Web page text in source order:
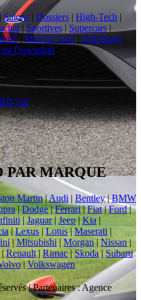
|Salons | Dossiers | High-Tech |
| Sportives | Supercars |
|Marché Auto | Oldschool |
Downshift
PAR MARQUE
Martin|Audi | Bentley|BMW
| Dodge|Ferrari|Fiat|Ford|
| Jaguar| Jeep|Kia |
|Lexus | Lotus| Maserati |
| Mitsubishi | Morgan|Nissan|
| Renault| Rimac|Skoda | Subaru
|Volkswagen
| Partenaires : Agence